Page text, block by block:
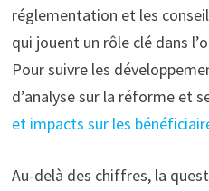
réglementation et les
qui jouent un rôle clé dans
Pour suivre les
d’analyse sur la réforme et
et impacts sur les
Au-delà des chiffres, la